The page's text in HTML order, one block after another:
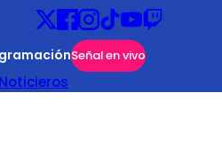
Señal en vivo
Noticieros